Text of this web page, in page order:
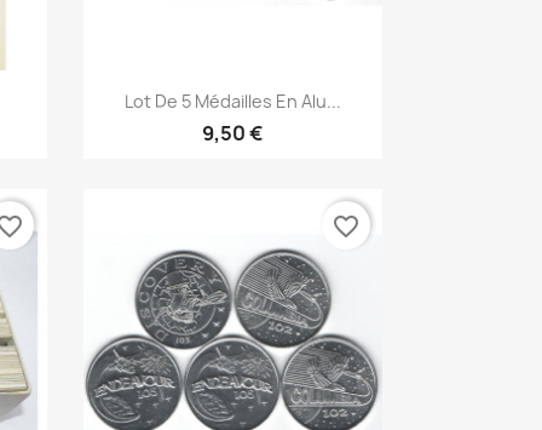
 Aperçu rapide
Lot De 5 Médailles En Alu...
9,50 €
favorite_border